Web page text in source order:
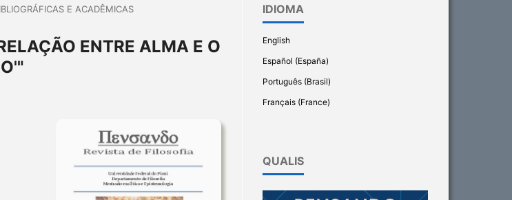
E ACADÊMICAS
ENTRE ALMA E O
IDIOMA
English
Español (España)
Português (Brasil)
Français (France)
QUALIS